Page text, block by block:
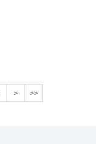
> >>